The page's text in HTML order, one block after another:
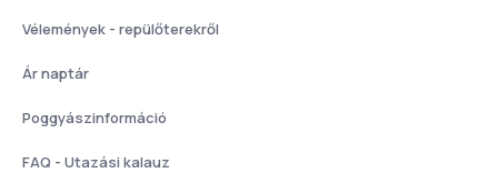
Vélemények - repülőterekről
Ár naptár
Poggyászinformáció
FAQ - Utazási kalauz